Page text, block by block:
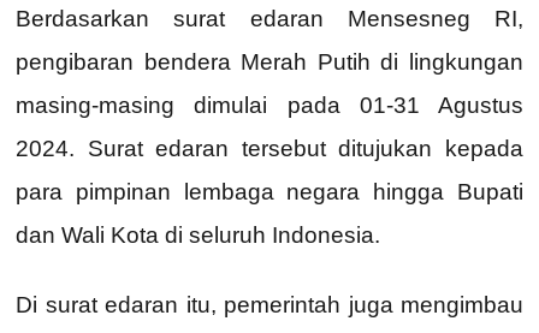
Berdasarkan surat edaran Mensesneg RI,
pengibaran bendera Merah Putih di lingkungan
masing-masing dimulai pada 01-31 Agustus
2024. Surat edaran tersebut ditujukan kepada
para pimpinan lembaga negara hingga Bupati
dan Wali Kota di seluruh Indonesia.
Di surat edaran itu, pemerintah juga mengimbau